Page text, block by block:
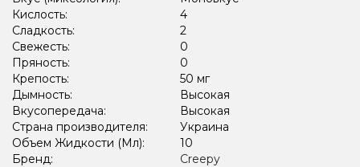
Кислость:
4
Сладкость:
2
Свежесть:
0
Пряность:
0
Крепость:
50 мг
Дымность:
Высокая
Вкусопередача:
Высокая
Страна производителя:
Украина
Объем Жидкости (Мл):
10
Бренд:
Creepy